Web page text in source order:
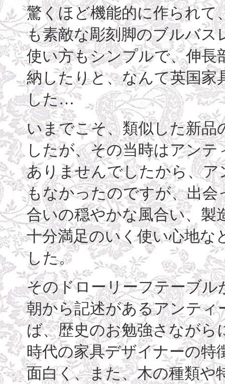
驚くほど機能的に作られ
も素敵な彫刻脚のブルバス
使い方もシンプルで、伸長
納したりと、なんて英国
した…
いまでこそ、類似した新
したが、その当時はアン
ありませんでしたから、
もなかったのですが、出
合いの穏やかな風合い、製
十分満足のいく使い心地な
した。
そのドローリーフテーブ
朝から記述があるアンテ
ば、歴史のお勉強さながら
時代の家具デザイナーの特
面白く、また、木の種類や